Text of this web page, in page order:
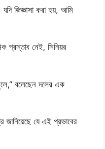
যদি জিজ্ঞাসা করা হয়, আমি
প্রস্তাব নেই, সিনিয়র
বলেছেন দলের এক
জানিয়েছে যে এই প্রভাবের